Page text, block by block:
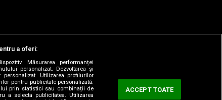
a oferi:
Măsurarea performanței
personalizat. Dezvoltarea și
Utilizarea profilurilor
pentru publicitate personalizată.
prin statistici sau combinații de
a selecta publicitatea. Utilizarea
ACCEPT TOATE